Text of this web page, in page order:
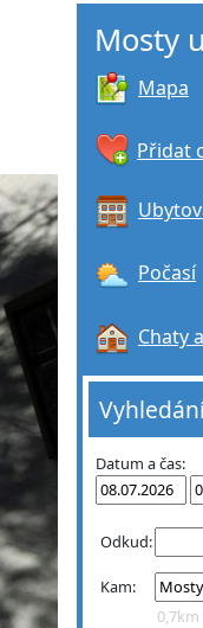
Mosty
Mapa
Přidat
Počasí
Chaty
Datum a čas:
Odkud:
Kam: